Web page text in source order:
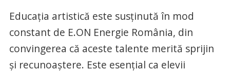
Educația artistică este susținută în mod
constant de E.ON Energie România, din
convingerea că aceste talente merită sprijin
și recunoaștere. Este esențial ca elevii